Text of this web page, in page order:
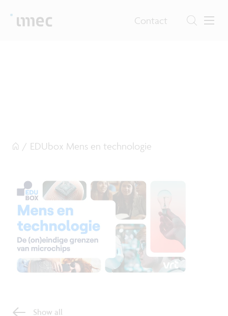
Contact
/ EDUbox Mens en technologie
Show all